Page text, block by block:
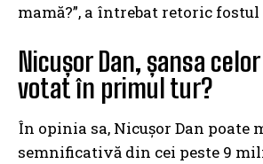
mamă?”, a întrebat retoric
Nicușor Dan, șansa
votat în primul tur?
În opinia sa, Nicușor Dan poate
semnificativă din cei peste 9